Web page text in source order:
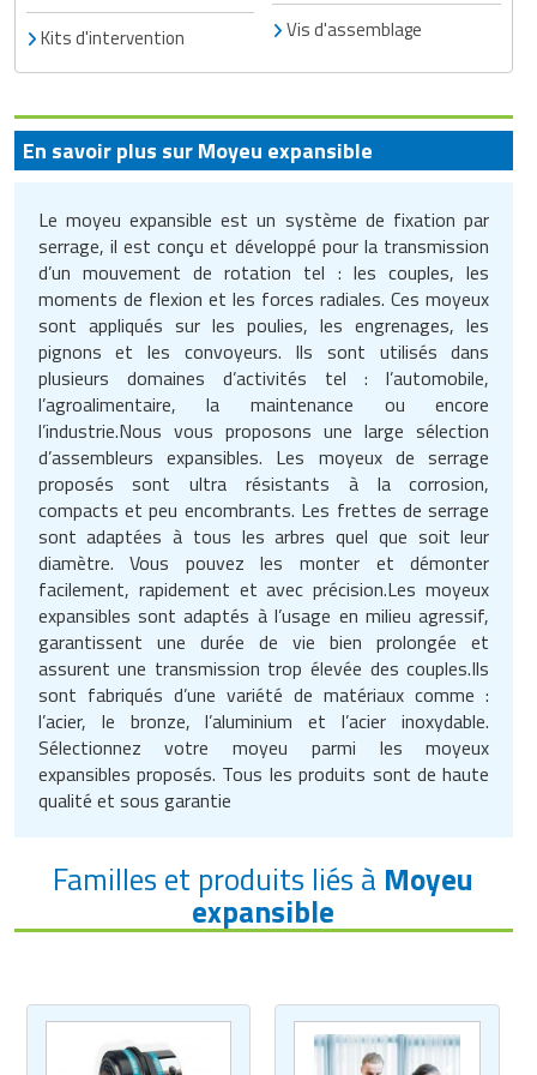
Matériel de musculation
Vêtement sportif
Rôtisserie professionnelle
Table de cuisson professionnelle
Tables de préparation réfrigérées
Ustensile de cuisine
Vaisselle restaurant
Vitrines réfrigérées
Kits d'intervention Vis d'assemblage
En savoir plus sur Moyeu expansible
Le moyeu expansible est un système de fixation par
serrage, il est conçu et développé pour la transmission
d’un mouvement de rotation tel : les couples, les
moments de flexion et les forces radiales. Ces moyeux
sont appliqués sur les poulies, les engrenages, les
pignons et les convoyeurs. Ils sont utilisés dans
plusieurs domaines d’activités tel : l’automobile,
l’agroalimentaire, la maintenance ou encore
l’industrie.Nous vous proposons une large sélection
d’assembleurs expansibles. Les moyeux de serrage
proposés sont ultra résistants à la corrosion,
compacts et peu encombrants. Les frettes de serrage
sont adaptées à tous les arbres quel que soit leur
diamètre. Vous pouvez les monter et démonter
facilement, rapidement et avec précision.Les moyeux
expansibles sont adaptés à l’usage en milieu agressif,
garantissent une durée de vie bien prolongée et
assurent une transmission trop élevée des couples.Ils
sont fabriqués d’une variété de matériaux comme :
l’acier, le bronze, l’aluminium et l’acier inoxydable.
Sélectionnez votre moyeu parmi les moyeux
expansibles proposés. Tous les produits sont de haute
qualité et sous garantie
Familles et produits liés à Moyeu
expansible